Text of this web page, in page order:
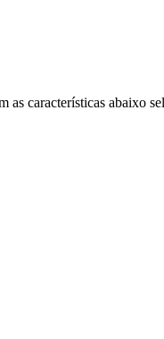
as características abaixo